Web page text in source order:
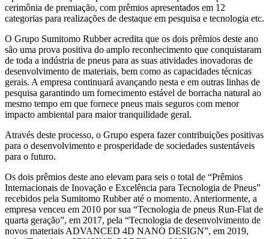
cerimônia de premiação, com prêmios apresentados em 12
categorias para realizações de destaque em pesquisa e tecnologia etc.
O Grupo Sumitomo Rubber acredita que os dois prêmios deste ano
são uma prova positiva do amplo reconhecimento que conquistaram
de toda a indústria de pneus para as suas atividades inovadoras de
desenvolvimento de materiais, bem como as capacidades técnicas
gerais. A empresa continuará avançando nesta e em outras linhas de
pesquisa garantindo um fornecimento estável de borracha natural ao
mesmo tempo em que fornece pneus mais seguros com menor
impacto ambiental para maior tranquilidade geral.
Através deste processo, o Grupo espera fazer contribuições positivas
para o desenvolvimento e prosperidade de sociedades sustentáveis ​​
para o futuro.
Os dois prêmios deste ano elevam para seis o total de “Prêmios
Internacionais de Inovação e Excelência para Tecnologia de Pneus”
recebidos pela Sumitomo Rubber até o momento. Anteriormente, a
empresa venceu em 2010 por sua “Tecnologia de pneus Run-Flat de
quarta geração”, em 2017, pela “Tecnologia de desenvolvimento de
novos materiais ADVANCED 4D NANO DESIGN”, em 2019,